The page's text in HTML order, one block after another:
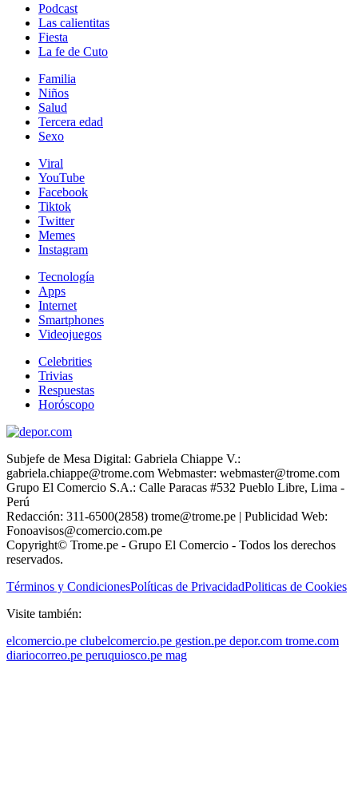
Podcast
Las calientitas
Fiesta
La fe de Cuto
Familia
Niños
Salud
Tercera edad
Sexo
Viral
YouTube
Facebook
Tiktok
Twitter
Memes
Instagram
Tecnología
Apps
Internet
Smartphones
Videojuegos
Celebrities
Trivias
Respuestas
Horóscopo
Subjefe de Mesa Digital: Gabriela Chiappe V.:
gabriela.chiappe@trome.com Webmaster: webmaster@trome.com
Grupo El Comercio S.A.: Calle Paracas #532 Pueblo Libre, Lima -
Perú
Redacción: 311-6500(2858) trome@trome.pe | Publicidad Web:
Fonoavisos@comercio.com.pe
Copyright© Trome.pe - Grupo El Comercio - Todos los derechos
reservados.
Términos y CondicionesPolíticas de PrivacidadPoliticas de Cookies
Visite también:
elcomercio.pe clubelcomercio.pe gestion.pe depor.com trome.com
diariocorreo.pe peruquiosco.pe mag